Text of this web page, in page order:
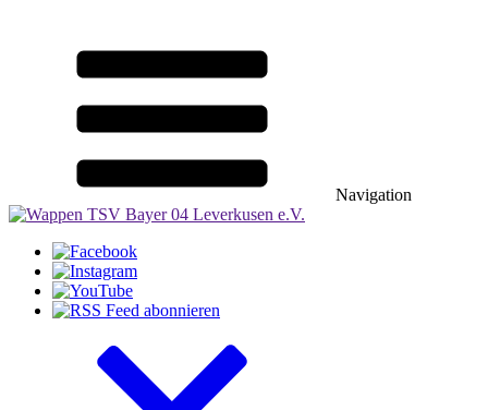
Navigation